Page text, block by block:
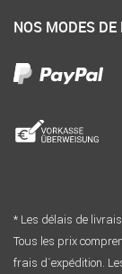
NOS MODES DE
* Les délais de
Tous les prix
frais d´expédition.